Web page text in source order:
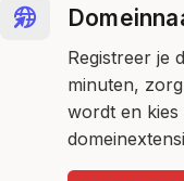
Registreer je
minuten,
wordt en kies